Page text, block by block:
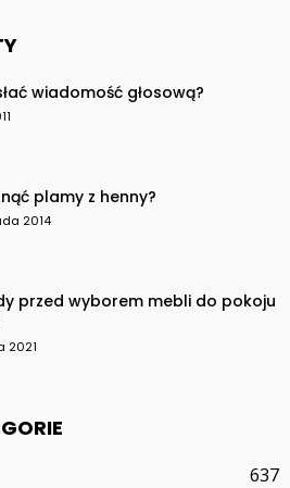
wiadomość głosową?
plamy z henny?
2014
przed wyborem mebli do pokoju
2021
637